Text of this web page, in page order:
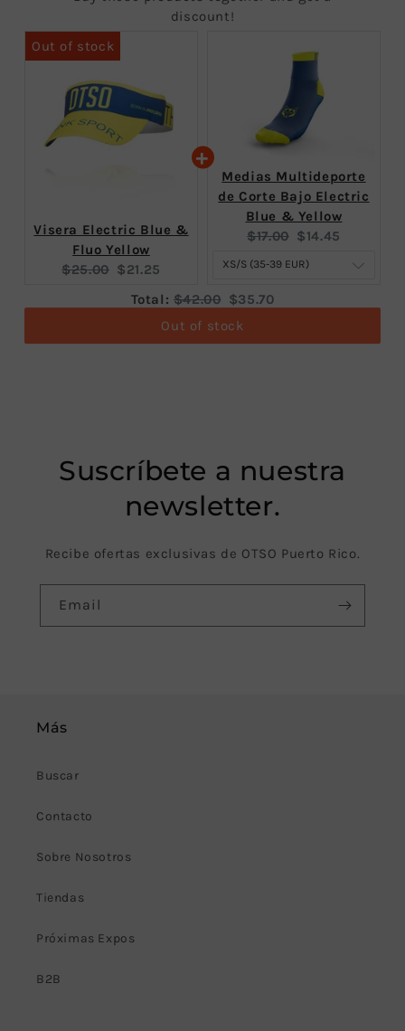
discount!
Visera Electric Blue &
Fluo Yellow
Original
$25.00 Current
$21.25
Medias Multideporte
de Corte Bajo Electric
Blue & Yellow
Original
$17.00 Current
$14.45
Total: Original
price
$42.00 Discounted
price
$35.70
Out of stock
Suscríbete a nuestra
newsletter.
Recibe ofertas exclusivas de OTSO Puerto Rico.
Email
Más
Buscar
Contacto
Sobre Nosotros
Tiendas
Próximas Expos
B2B